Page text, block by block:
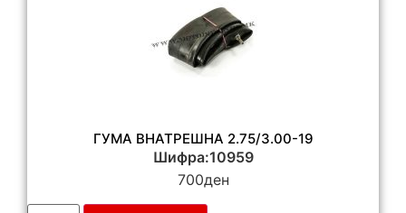
ГУМА ВНАТРЕШНА 2.75/3.00-19
Шифра:10959
700ден